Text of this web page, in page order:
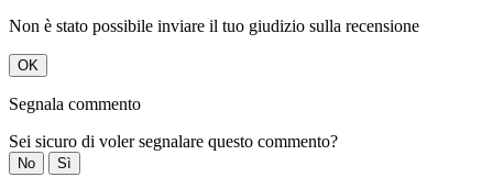
Non è stato possibile inviare il tuo giudizio sulla recensione
OK
Segnala commento
Sei sicuro di voler segnalare questo commento?
No Sì